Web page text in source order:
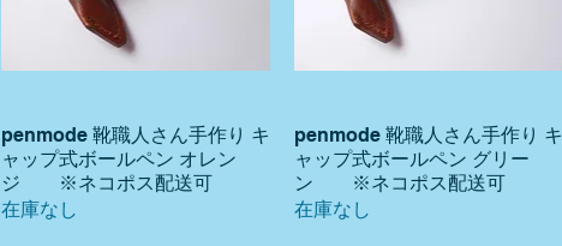
クイックビュー
penmode 靴職人さん手作り キ
ャップ式ボールペン オレン
ジ ※ネコポス配送可
在庫なし
クイックビュー
penmode 靴職人さん手作り キ
ャップ式ボールペン グリー
ン ※ネコポス配送可
在庫なし